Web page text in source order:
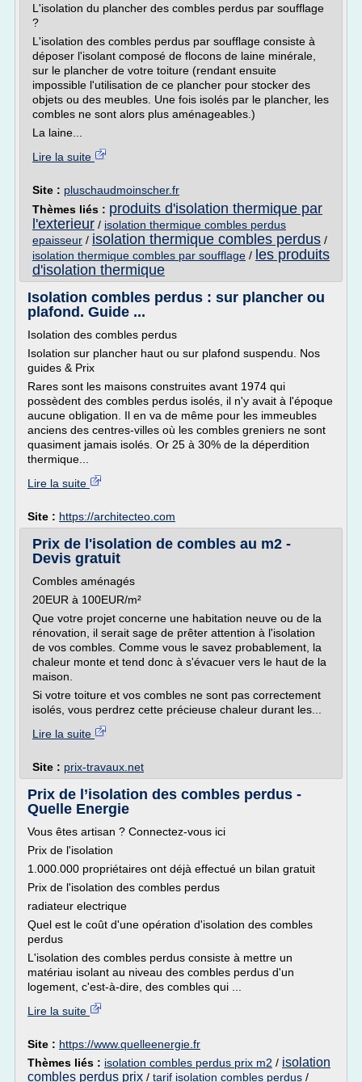
L'isolation du plancher des combles perdus par soufflage
?
L'isolation des combles perdus par soufflage consiste à
déposer l'isolant composé de flocons de laine minérale,
sur le plancher de votre toiture (rendant ensuite
impossible l'utilisation de ce plancher pour stocker des
objets ou des meubles. Une fois isolés par le plancher, les
combles ne sont alors plus aménageables.)
La laine...
Lire la suite
Site : pluschaudmoinscher.fr
Thèmes liés : produits d'isolation thermique par
l'exterieur / isolation thermique combles perdus
epaisseur / isolation thermique combles perdus /
isolation thermique combles par soufflage / les produits
d'isolation thermique
Isolation combles perdus : sur plancher ou
plafond. Guide ...
Isolation des combles perdus
Isolation sur plancher haut ou sur plafond suspendu. Nos
guides & Prix
Rares sont les maisons construites avant 1974 qui
possèdent des combles perdus isolés, il n'y avait à l'époque
aucune obligation. Il en va de même pour les immeubles
anciens des centres-villes où les combles greniers ne sont
quasiment jamais isolés. Or 25 à 30% de la déperdition
thermique...
Lire la suite
Site : https://architecteo.com
Prix de l'isolation de combles au m2 -
Devis gratuit
Combles aménagés
20EUR à 100EUR/m²
Que votre projet concerne une habitation neuve ou de la
rénovation, il serait sage de prêter attention à l'isolation
de vos combles. Comme vous le savez probablement, la
chaleur monte et tend donc à s'évacuer vers le haut de la
maison.
Si votre toiture et vos combles ne sont pas correctement
isolés, vous perdrez cette précieuse chaleur durant les...
Lire la suite
Site : prix-travaux.net
Prix de l’isolation des combles perdus -
Quelle Energie
Vous êtes artisan ? Connectez-vous ici
Prix de l'isolation
1.000.000 propriétaires ont déjà effectué un bilan gratuit
Prix de l'isolation des combles perdus
radiateur electrique
Quel est le coût d'une opération d'isolation des combles
perdus
L'isolation des combles perdus consiste à mettre un
matériau isolant au niveau des combles perdus d'un
logement, c'est-à-dire, des combles qui ...
Lire la suite
Site : https://www.quelleenergie.fr
Thèmes liés : isolation combles perdus prix m2 / isolation
combles perdus prix / tarif isolation combles perdus /